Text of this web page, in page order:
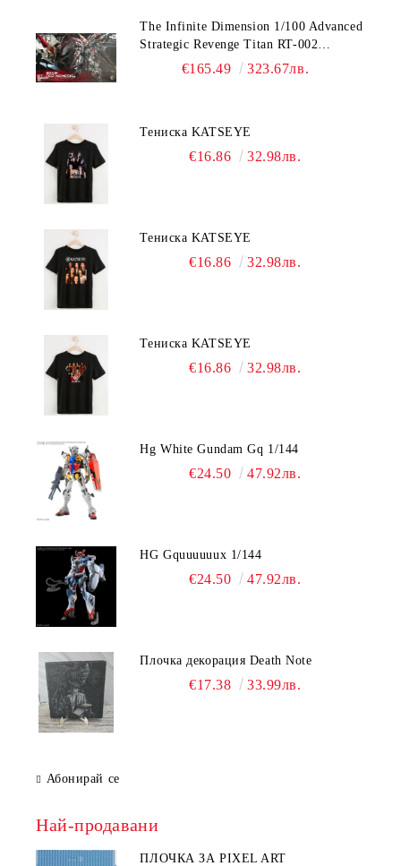
The Infinite Dimension 1/100 Advanced
Strategic Revenge Titan RT-002
Nemesis€165.49 323.67лв.
Тениска KATSEYE
€16.86 32.98лв.
Тениска KATSEYE
€16.86 32.98лв.
Тениска KATSEYE
€16.86 32.98лв.
Hg White Gundam Gq 1/144
€24.50 47.92лв.
HG Gquuuuuux 1/144
€24.50 47.92лв.
Плочка декорация Death Note
€17.38 33.99лв.
Абонирай се
Най-продавани
ПЛОЧКА ЗА PIXEL ART